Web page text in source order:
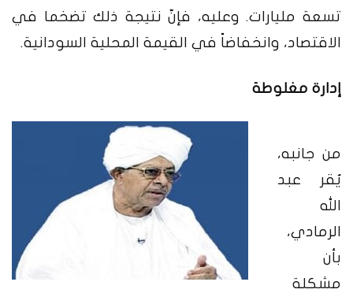
تسعة مليارات. وعليه، فإنّ نتيجة ذلك تضخما في
الاقتصاد، وانخفاضاً في القيمة المحلية السودانية.
إدارة مغلوطة
من جانبه،
يُقر عبد
الله
الرمادي،
بأن
مشكلة